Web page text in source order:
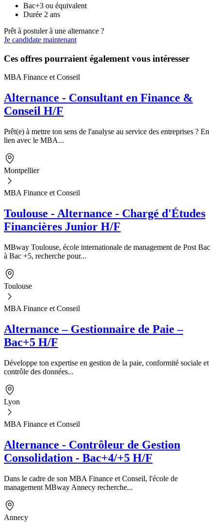
Bac+3 ou équivalent
Durée 2 ans
Prêt à postuler à une alternance ?
Je candidate maintenant
Ces offres pourraient également vous intéresser
MBA Finance et Conseil
Alternance - Consultant en Finance &
Conseil H/F
Prêt(e) à mettre ton sens de l'analyse au service des entreprises ? En
lien avec le MBA...
Montpellier
MBA Finance et Conseil
Toulouse - Alternance - Chargé d'Études
Financières Junior H/F
MBway Toulouse, école internationale de management de Post Bac
à Bac +5, recherche pour...
Toulouse
MBA Finance et Conseil
Alternance – Gestionnaire de Paie –
Bac+5 H/F
Développe ton expertise en gestion de la paie, conformité sociale et
contrôle des données...
Lyon
MBA Finance et Conseil
Alternance - Contrôleur de Gestion
Consolidation - Bac+4/+5 H/F
Dans le cadre de son MBA Finance et Conseil, l'école de
management MBway Annecy recherche...
Annecy